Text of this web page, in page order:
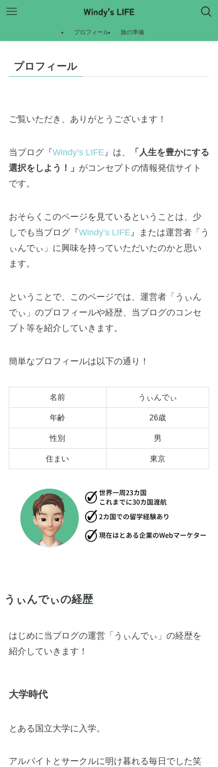
プロフィール 旅の準備
プロフィール
ご覧いただき、ありがとうございます！
当ブログ『Windy’s LIFE』は、
「人生を豊かにする
選択をしよう！」 がコンセプトの情報発信サイト
です。
おそらくこのページを見ているということは、少
しでも当ブログ『Windy’s LIFE』または運営者「う
ぃんでぃ」に興味を持っていただいたのかと思い
ます。
ということで、このページでは、運営者「うぃん
でぃ」のプロフィールや経歴、当ブログのコンセ
プト等を紹介していきます。
簡単なプロフィールは以下の通り！
名前 うぃんでぃ
年齢 26歳
性別 男
住まい 東京
うぃんでぃの経歴
はじめに当ブログの運営「うぃんでぃ」の経歴を
紹介していきます！
大学時代
とある国立大学に入学。
アルバイトとサークルに明け暮れる毎日でした笑